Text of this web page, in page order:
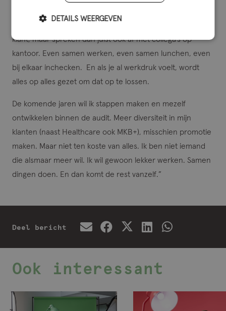
klant, maar spreken dan juist ook af met collega’s op
kantoor. Even samen werken, even samen lunchen, even
bij elkaar inchecken. En als je al werkdruk voelt, wordt
alles op alles gezet om dat op te lossen.
De komende jaren wil ik stappen maken en mezelf
ontwikkelen binnen de audit. Meer diversiteit in mijn
klanten (naast Healthcare ook MKB+), misschien promotie
maken. Maar niet ten koste van alles. Ik ben niet iemand
die alsmaar meer wil. Ik wil gewoon lekker werken. Samen
dingen doen. En dan komt de rest vanzelf.”
Deel bericht
Ook interessant
DETAILS WEERGEVEN